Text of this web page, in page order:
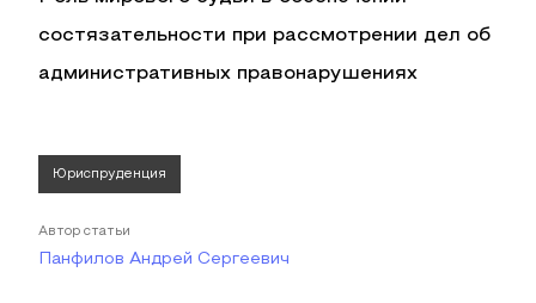
состязательности при рассмотрении дел об
административных правонарушениях
Юриспруденция
Автор статьи
Панфилов Андрей Сергеевич